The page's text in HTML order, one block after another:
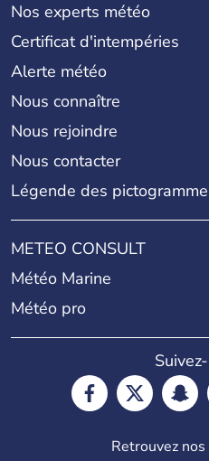
Nos experts météo
Certificat d'intempéries
Alerte météo
Nous connaître
Nous rejoindre
Nous contacter
Légende des
METEO CONSULT
Météo Marine
Météo pro
Retrouvez